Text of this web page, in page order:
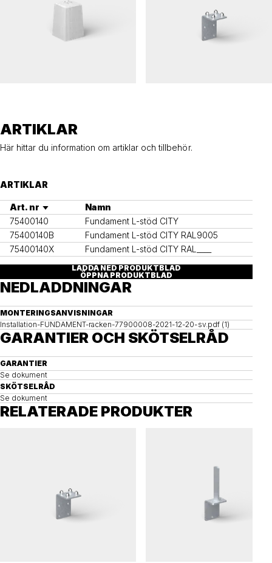
ARTIKLAR
Här hittar du information om artiklar och tillbehör.
ARTIKLAR
Art. nr
Namn
75400140
Fundament L-stöd CITY
75400140B
Fundament L-stöd CITY RAL9005
75400140X
Fundament L-stöd CITY RAL____
LADDA NED PRODUKTBLAD
ÖPPNA PRODUKTBLAD
NEDLADDNINGAR
MONTERINGSANVISNINGAR
Installation-FUNDAMENT-racken-77900008-2021-12-20-sv.pdf (1)
GARANTIER OCH SKÖTSELRÅD
GARANTIER
Se dokument
SKÖTSELRÅD
Se dokument
RELATERADE PRODUKTER